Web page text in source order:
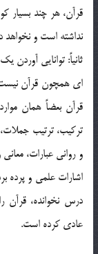
قرآن، هر چند بسيار
نداشته است و
ثانياً: توانايي آوردن
اي همچون قرآن نيست.
قرآن بعضاً همان
تركيب، ترتيب
و رواني عبارات،
اشارات علمي و پرده
درس نخوانده، قرآن
عادي كرده است.